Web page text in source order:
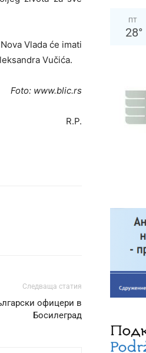
Vlada će imati
Vučića.
Foto: www.blic.rs
R.P.
Следваща статия
офицери в
Босилеград
ПТ
28°